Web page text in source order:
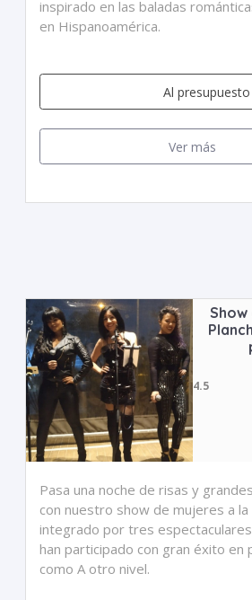
inspirado en las baladas
en Hispanoamérica.
Al presupuesto
Ver más
Show
4.5
Pasa una noche de risas y
con nuestro show de mujeres a la
integrado por tres
han participado con gran éxito en
como A otro nivel.